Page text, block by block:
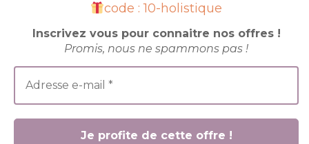
code : 10-holistique
Inscrivez vous pour connaitre nos offres !
Promis, nous ne spammons pas !